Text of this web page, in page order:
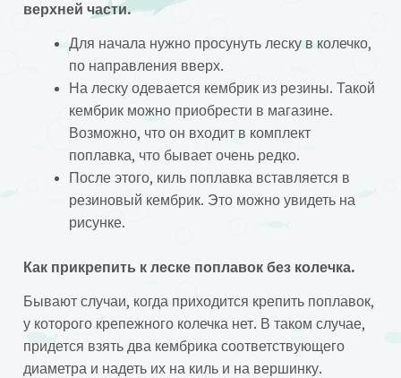
верхней части.
Для начала нужно просунуть леску в колечко,
по направления вверх.
На леску одевается кембрик из резины. Такой
кембрик можно приобрести в магазине.
Возможно, что он входит в комплект
поплавка, что бывает очень редко.
После этого, киль поплавка вставляется в
резиновый кембрик. Это можно увидеть на
рисунке.
Как прикрепить к леске поплавок без колечка.
Бывают случаи, когда приходится крепить поплавок,
у которого крепежного колечка нет. В таком случае,
придется взять два кембрика соответствующего
диаметра и надеть их на киль и на вершинку.